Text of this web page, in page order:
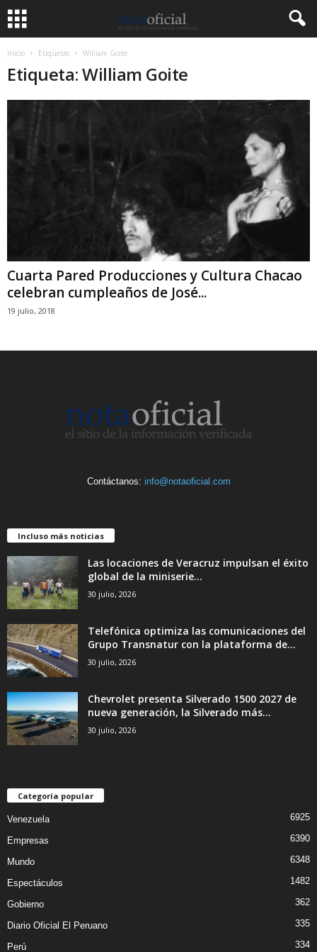
Inicio Etiquetas William Goite
Etiqueta: William Goite
Cuarta Pared Producciones y Cultura Chacao
celebran cumpleaños de José...
19 julio, 2018
Contáctanos: info@notaoficial.com
Incluso más noticias
Las locaciones de Veracruz impulsan el éxito
global de la miniserie...
30 julio, 2026
Telefónica optimiza las comunicaciones del
Grupo Transnatur con la plataforma de...
30 julio, 2026
Chevrolet presenta Silverado 1500 2027 de
nueva generación, la Silverado más...
30 julio, 2026
Categoría popular
Venezuela 6925
Empresas 6390
Mundo 6348
Espectáculos 1482
Gobierno 362
Diario Oficial El Peruano 335
Perú 334